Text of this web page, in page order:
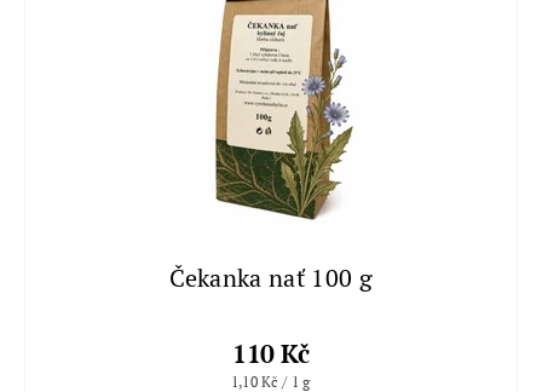
Čekanka nať 100 g
110 Kč
1,10 Kč / 1 g